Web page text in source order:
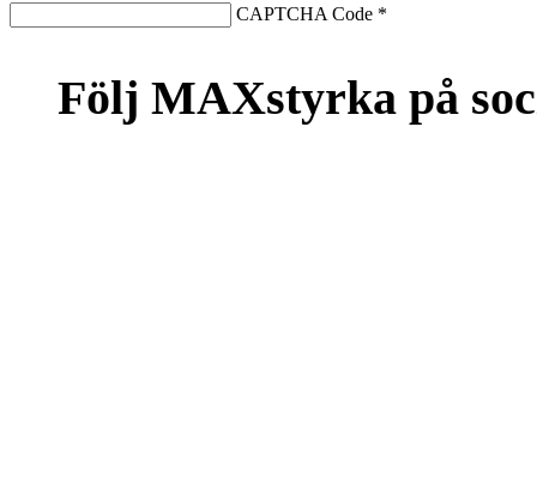
CAPTCHA Code *
Följ MAXstyrka på